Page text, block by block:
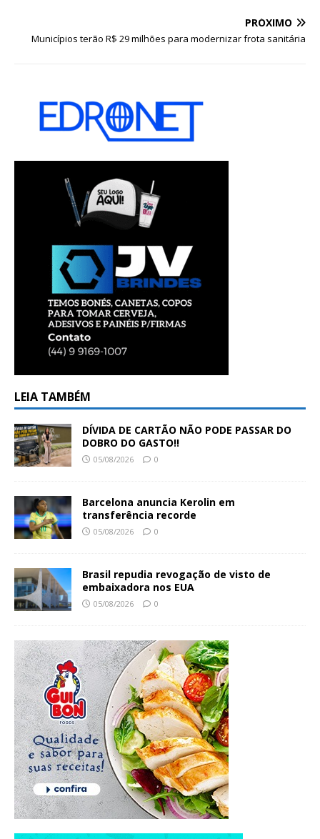
PRÓXIMO
Municípios terão R$ 29 milhões para modernizar frota sanitária
LEIA TAMBÉM
DÍVIDA DE CARTÃO NÃO PODE PASSAR DO
DOBRO DO GASTO!!
05/08/2026 0
Barcelona anuncia Kerolin em
transferência recorde
05/08/2026 0
Brasil repudia revogação de visto de
embaixadora nos EUA
05/08/2026 0